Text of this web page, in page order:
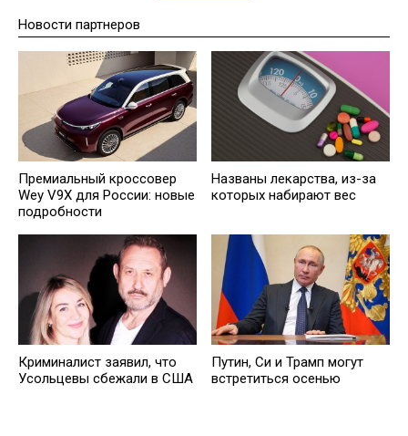
Новости партнеров
Премиальный кроссовер
Wey V9X для России: новые
подробности
Названы лекарствa, из-за
которых набирают вес
Криминалист заявил, что
Усольцевы сбежали в США
Путин, Си и Трaмп могут
встретиться осенью